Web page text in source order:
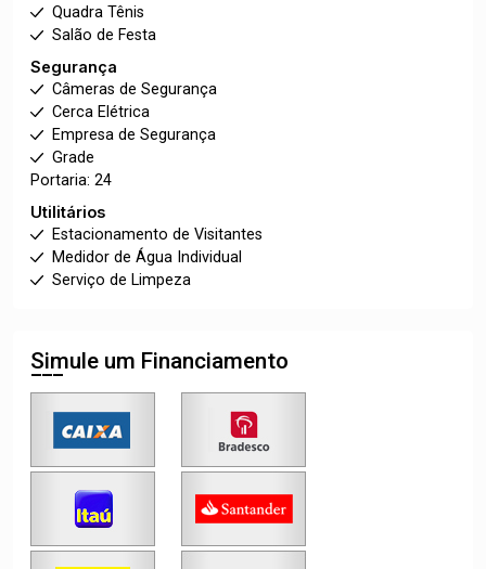
Quadra Tênis
Salão de Festa
Segurança
Câmeras de Segurança
Cerca Elétrica
Empresa de Segurança
Grade
Portaria: 24
Utilitários
Estacionamento de Visitantes
Medidor de Água Individual
Serviço de Limpeza
Simule um Financiamento